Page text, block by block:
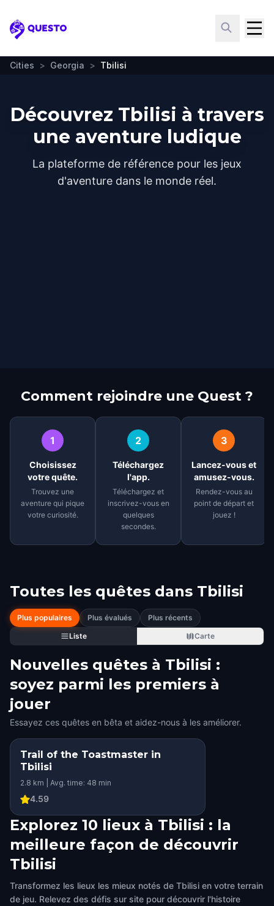
Questo
Cities > Georgia > Tbilisi
Découvrez Tbilisi à travers
une aventure ludique
La plateforme de référence pour les jeux
d'aventure dans le monde réel.
Comment rejoindre une Quest ?
1
Choisissez
votre quête.
Trouvez une
aventure qui pique
votre curiosité.
2
Téléchargez
l'app.
Téléchargez et
inscrivez-vous en
quelques
secondes.
3
Lancez-vous et
amusez-vous.
Rendez-vous au
point de départ et
jouez !
Toutes les quêtes dans Tbilisi
Plus populaires Plus évalués
Plus récents
Liste
Carte
Nouvelles quêtes à Tbilisi :
soyez parmi les premiers à
jouer
Essayez ces quêtes en bêta et aidez-nous à les améliorer.
Trail of the Toastmaster in
Tbilisi
2.8 km | Avg. time: 48 min
4.59
Explorez 10 lieux à Tbilisi : la
meilleure façon de découvrir
Tbilisi
Transformez les lieux les mieux notés de Tbilisi en votre terrain
de jeu. Relevez des défis sur site pour découvrir l'histoire